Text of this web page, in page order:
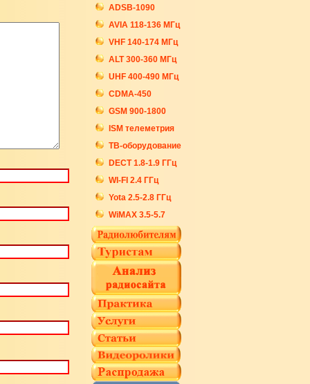
ADSB-1090
AVIA 118-136 МГц
VHF 140-174 МГц
ALT 300-360 МГц
UHF 400-490 МГц
CDMA-450
GSM 900-1800
ISM телеметрия
ТВ-оборудование
DECT 1.8-1.9 ГГц
WI-FI 2.4 ГГц
Yota 2.5-2.8 ГГц
WiMAX 3.5-5.7